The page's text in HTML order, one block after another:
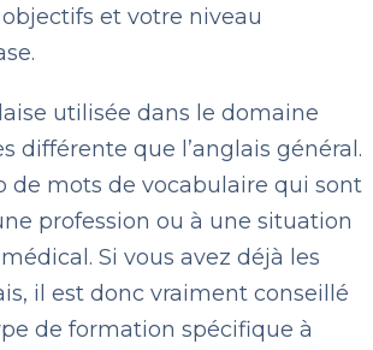
objectifs et votre niveau
utilisée dans le domaine
différente que l’anglais général.
de mots de vocabulaire qui sont
profession ou à une situation
Si vous avez déjà les
il est donc vraiment conseillé
de formation spécifique à